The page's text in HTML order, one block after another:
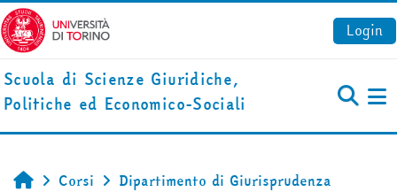
Vai al contenuto principale
Login
Scuola di Scienze Giuridiche,
Politiche ed Economico-Sociali
Home
Corsi
Dipartimento di Giurisprudenza